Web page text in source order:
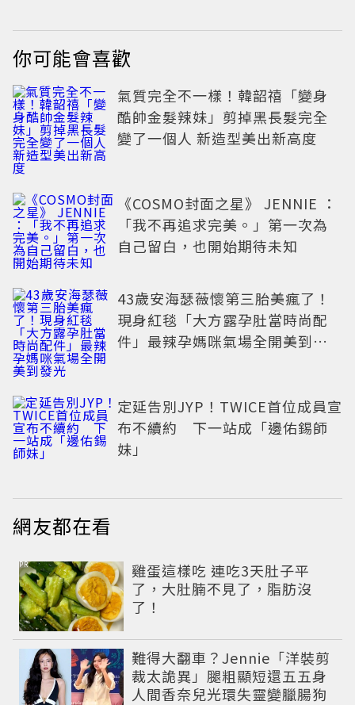
你可能會喜歡
氣質完全不一樣！韓韶禧「變身
酷帥金髮辣妹」剪掉黑長髮完全
變了一個人 新造型美出新高度
《COSMO封面之星》 JENNIE ：
「我不再追求完美。」第一次為
自己留白，也開始期待未知
43歲安海瑟薇懷第三胎美瘋了！
現身紅毯「大方露孕肚當時尚配
件」最辣孕媽咪氣場全開美到發
定延告別JYP！TWICE首位成員宣
布不續約 下一站成「邊佑錫師
妹」
網友都在看
雞蛋這樣吃 連吃3天肚子平
了，大肚腩不見了，脂肪沒
了！
PR
難得大翻車？Jennie「洋裝剪
裁太詭異」腿粗顯短還五五身
人間香奈兒光環失靈變臘腸狗